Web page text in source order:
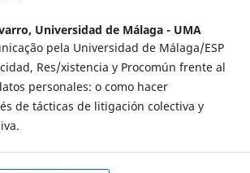
Universidad de Málaga - UMA
pela Universidad de Málaga/ESP
Res/xistencia y Procomún frente al
personales: o como hacer
de tácticas de litigación colectiva y